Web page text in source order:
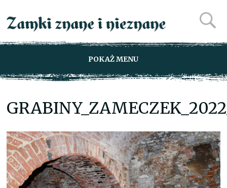
POKAŻ MENU